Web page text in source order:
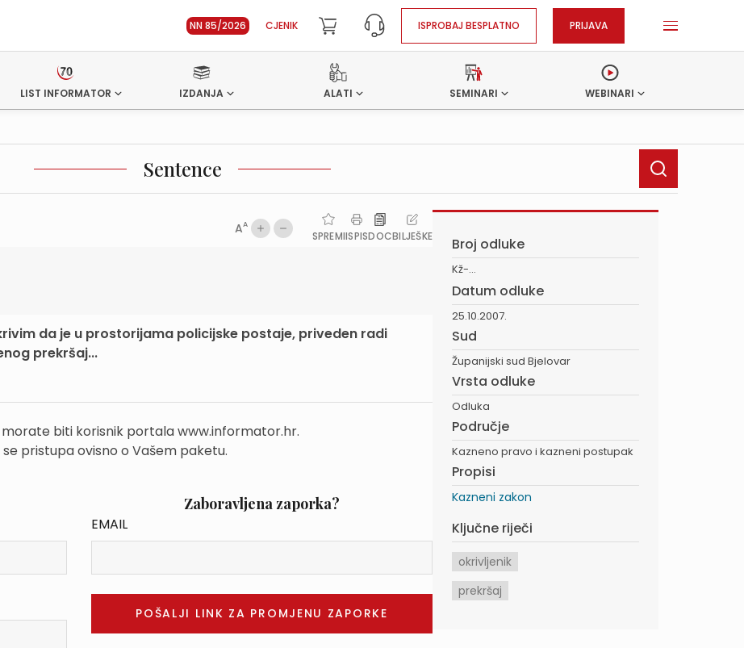
NN 85/2026 CJENIK ISPROBAJ BESPLATNO PRIJAVA
LIST INFORMATOR IZDANJA ALATI SEMINARI WEBINARI
Sentence
AA
SPREMIISPISDOCBILJEŠKE
da je u prostorijama policijske postaje, priveden radi
prekršaj...
biti korisnik portala www.informator.hr.
se pristupa ovisno o Vašem paketu.
Zaboravljena zaporka?
EMAIL
Broj odluke
Kž-...
Datum odluke
25.10.2007.
Sud
Županijski sud Bjelovar
Vrsta odluke
Odluka
Područje
Kazneno pravo i kazneni postupak
Propisi
Kazneni zakon
Ključne riječi
okrivljenik
prekršaj